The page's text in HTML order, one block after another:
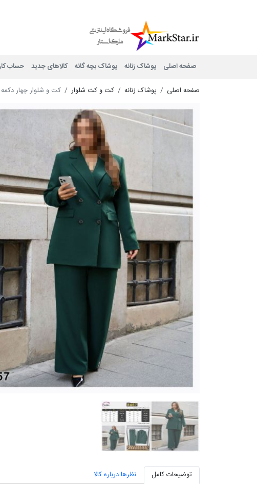
صفحه اصلی پوشاک زنانه پوشاک بچه گانه کالاهای جدید حساب
صفحه اصلی پوشاک زنانه کت و کت شلوار کت و شلوار چهار دکمه
توضیحات کامل
نظرها درباره کالا